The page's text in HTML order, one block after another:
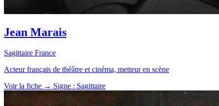
Jean Marais
Sagittaire France
Acteur français de théâtre et cinéma, metteur en scène
Voir la fiche → Signe : Sagittaire